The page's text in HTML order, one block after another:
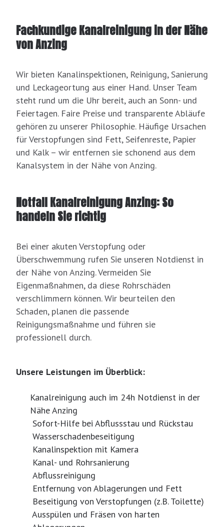
Fachkundige Kanalreinigung in der Nähe
von Anzing
Wir bieten Kanalinspektionen, Reinigung, Sanierung
und Leckageortung aus einer Hand. Unser Team
steht rund um die Uhr bereit, auch an Sonn- und
Feiertagen. Faire Preise und transparente Abläufe
gehören zu unserer Philosophie. Häufige Ursachen
für Verstopfungen sind Fett, Seifenreste, Papier
und Kalk – wir entfernen sie schonend aus dem
Kanalsystem in der Nähe von Anzing.
Notfall Kanalreinigung Anzing: So
handeln Sie richtig
Bei einer akuten Verstopfung oder
Überschwemmung rufen Sie unseren Notdienst in
der Nähe von Anzing. Vermeiden Sie
Eigenmaßnahmen, da diese Rohrschäden
verschlimmern können. Wir beurteilen den
Schaden, planen die passende
Reinigungsmaßnahme und führen sie
professionell durch.
Unsere Leistungen im Überblick:
Kanalreinigung auch im 24h Notdienst in der
Nähe Anzing
Sofort-Hilfe bei Abflussstau und Rückstau
Wasserschadenbeseitigung
Kanalinspektion mit Kamera
Kanal- und Rohrsanierung
Abflussreinigung
Entfernung von Ablagerungen und Fett
Beseitigung von Verstopfungen (z.B. Toilette)
Ausspülen und Fräsen von harten